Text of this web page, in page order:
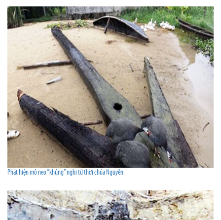
Phát hiện mỏ neo “khủng” nghi từ thời chúa Nguyễn